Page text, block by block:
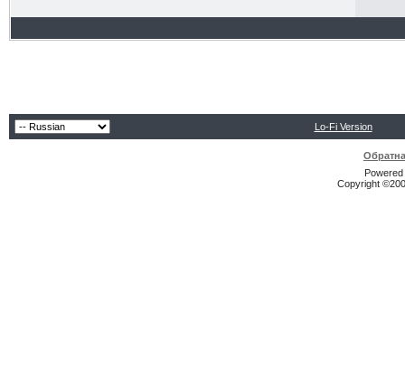
Lo-Fi Version
Copyright